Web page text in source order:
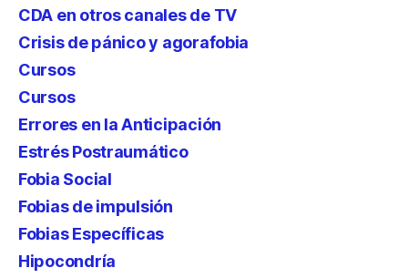
CDA en otros canales de TV
Crisis de pánico y agorafobia
Cursos
Cursos
Errores en la Anticipación
Estrés Postraumático
Fobia Social
Fobias de impulsión
Fobias Específicas
Hipocondría